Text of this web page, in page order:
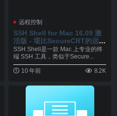
远程控制
SSH Shell for Mac 16.09 激
活版 - 堪比SecureCRT的远程
终端
SSH Shell是一款 Mac 上专业的终
端 SSH 工具，类似于Secure...
10 年前 8.2K